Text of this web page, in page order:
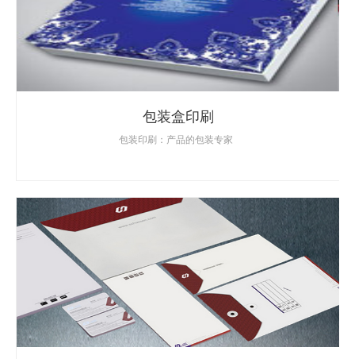
包装盒印刷
包装印刷：产品的包装专家